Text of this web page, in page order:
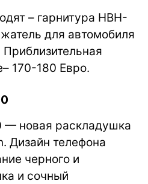
– гарнитура HBH-
для автомобиля
170-180 Евро.
— новая раскладушка
Дизайн телефона
черного и
и сочный